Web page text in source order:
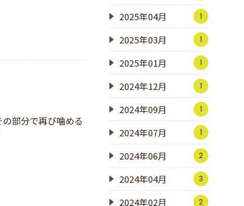
2025年04月 1
2025年03月 1
2025年01月 1
2024年12月 1
2024年09月 1
2024年07月 1
2024年06月 2
2024年04月 3
2024年02月 2